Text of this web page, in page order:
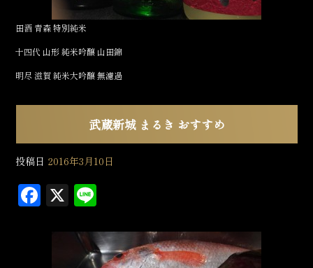
田酒 青森 特別純米
十四代 山形 純米吟醸 山田錦
明尽 滋賀 純米大吟醸 無濾過
武蔵新城 まるき おすすめ
投稿日 2016年3月10日
F
c
X
e